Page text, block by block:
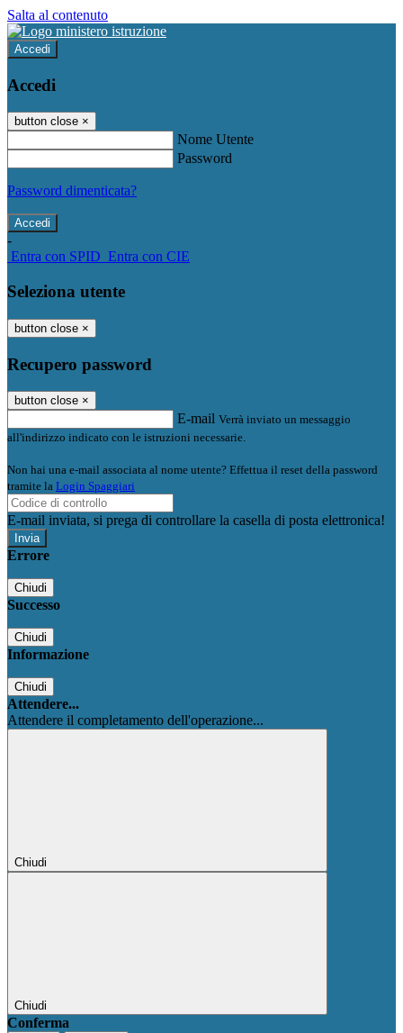
Salta al contenuto
Accedi
Accedi
button close ×
Nome Utente
Password
Password dimenticata?
-
Entra con SPID Entra con CIE
Seleziona utente
button close ×
Recupero password
button close ×
E-mail Verrà inviato un messaggio
all'indirizzo indicato con le istruzioni necessarie.
Non hai una e-mail associata al nome utente? Effettua il reset della password
tramite la Login Spaggiari
E-mail inviata, si prega di controllare la casella di posta elettronica!
Errore
Chiudi
Successo
Chiudi
Informazione
Chiudi
Attendere...
Attendere il completamento dell'operazione...
Chiudi
Chiudi
Conferma